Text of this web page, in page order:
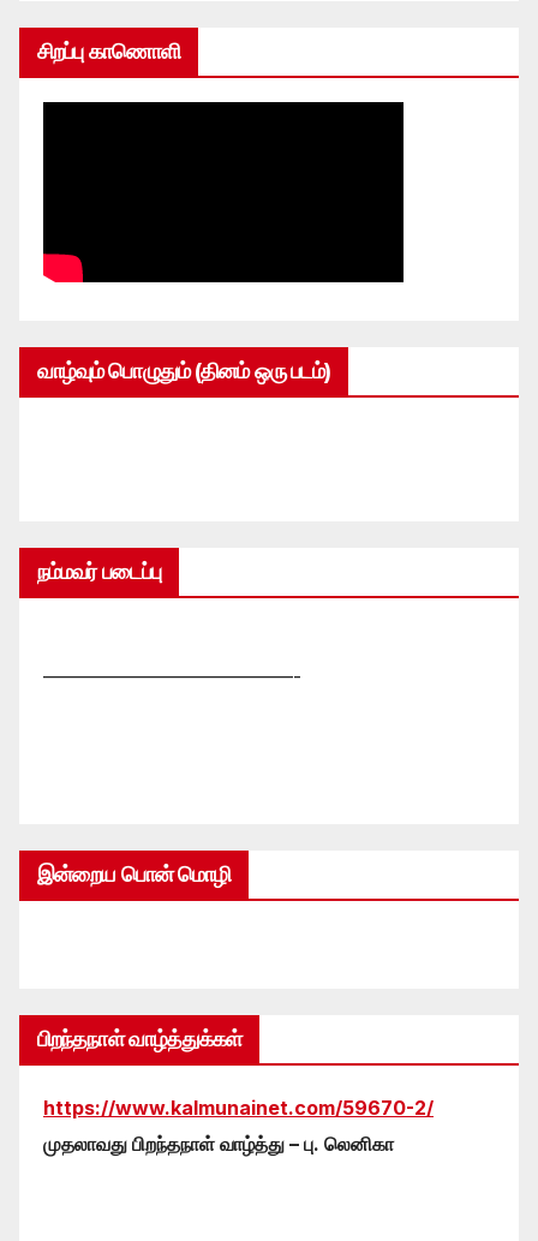
சிறப்பு காணொளி
வாழ்வும் பொழுதும் (தினம் ஒரு படம்)
நம்மவர் படைப்பு
—————————————-
இன்றைய பொன் மொழி
பிறந்தநாள் வாழ்த்துக்கள்
https://www.kalmunainet.com/59670-2/
முதலாவது பிறந்தநாள் வாழ்த்து – பு. லெனிகா